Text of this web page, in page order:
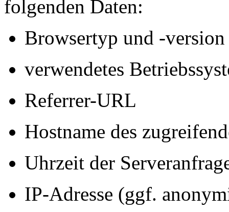
folgenden Daten:
Browsertyp und -version
verwendetes
Referrer-URL
Hostname des
Uhrzeit der
IP-Adresse (ggf.